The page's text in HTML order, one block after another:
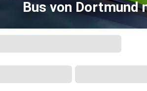
Bus von Dortmund